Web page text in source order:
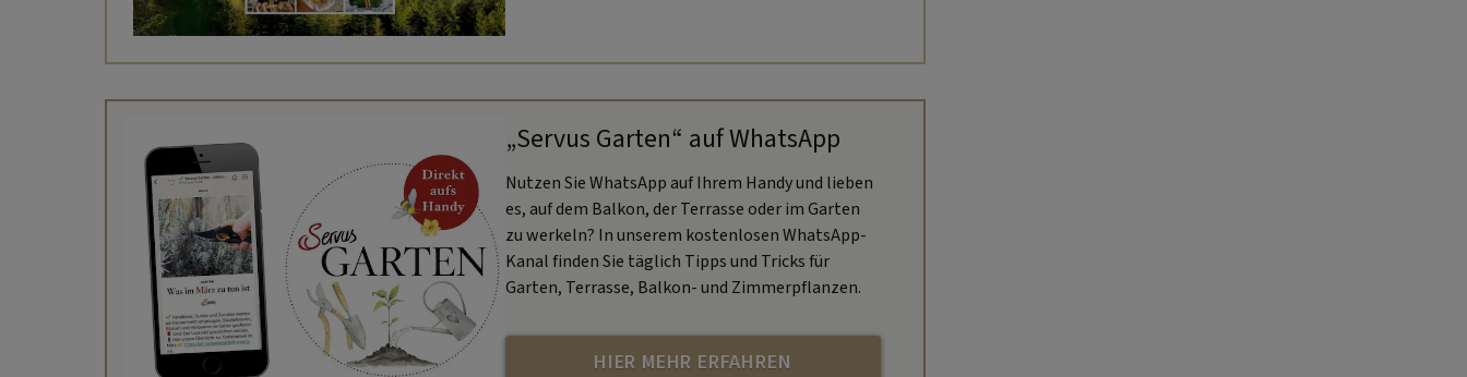
„Servus Garten“ auf WhatsApp
Nutzen Sie WhatsApp auf Ihrem Handy und lieben
es, auf dem Balkon, der Terrasse oder im Garten
zu werkeln? In unserem kostenlosen WhatsApp-
Kanal finden Sie täglich Tipps und Tricks für
Garten, Terrasse, Balkon- und Zimmerpflanzen.
HIER MEHR ERFAHREN